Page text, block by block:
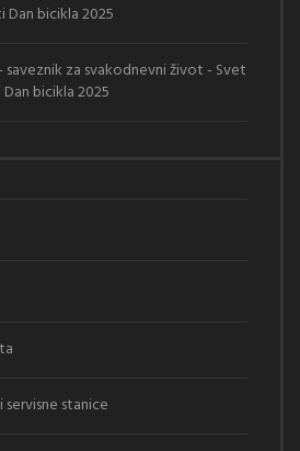
Dan bicikla 2025
za svakodnevni život - Svet
bicikla 2025
servisne stanice